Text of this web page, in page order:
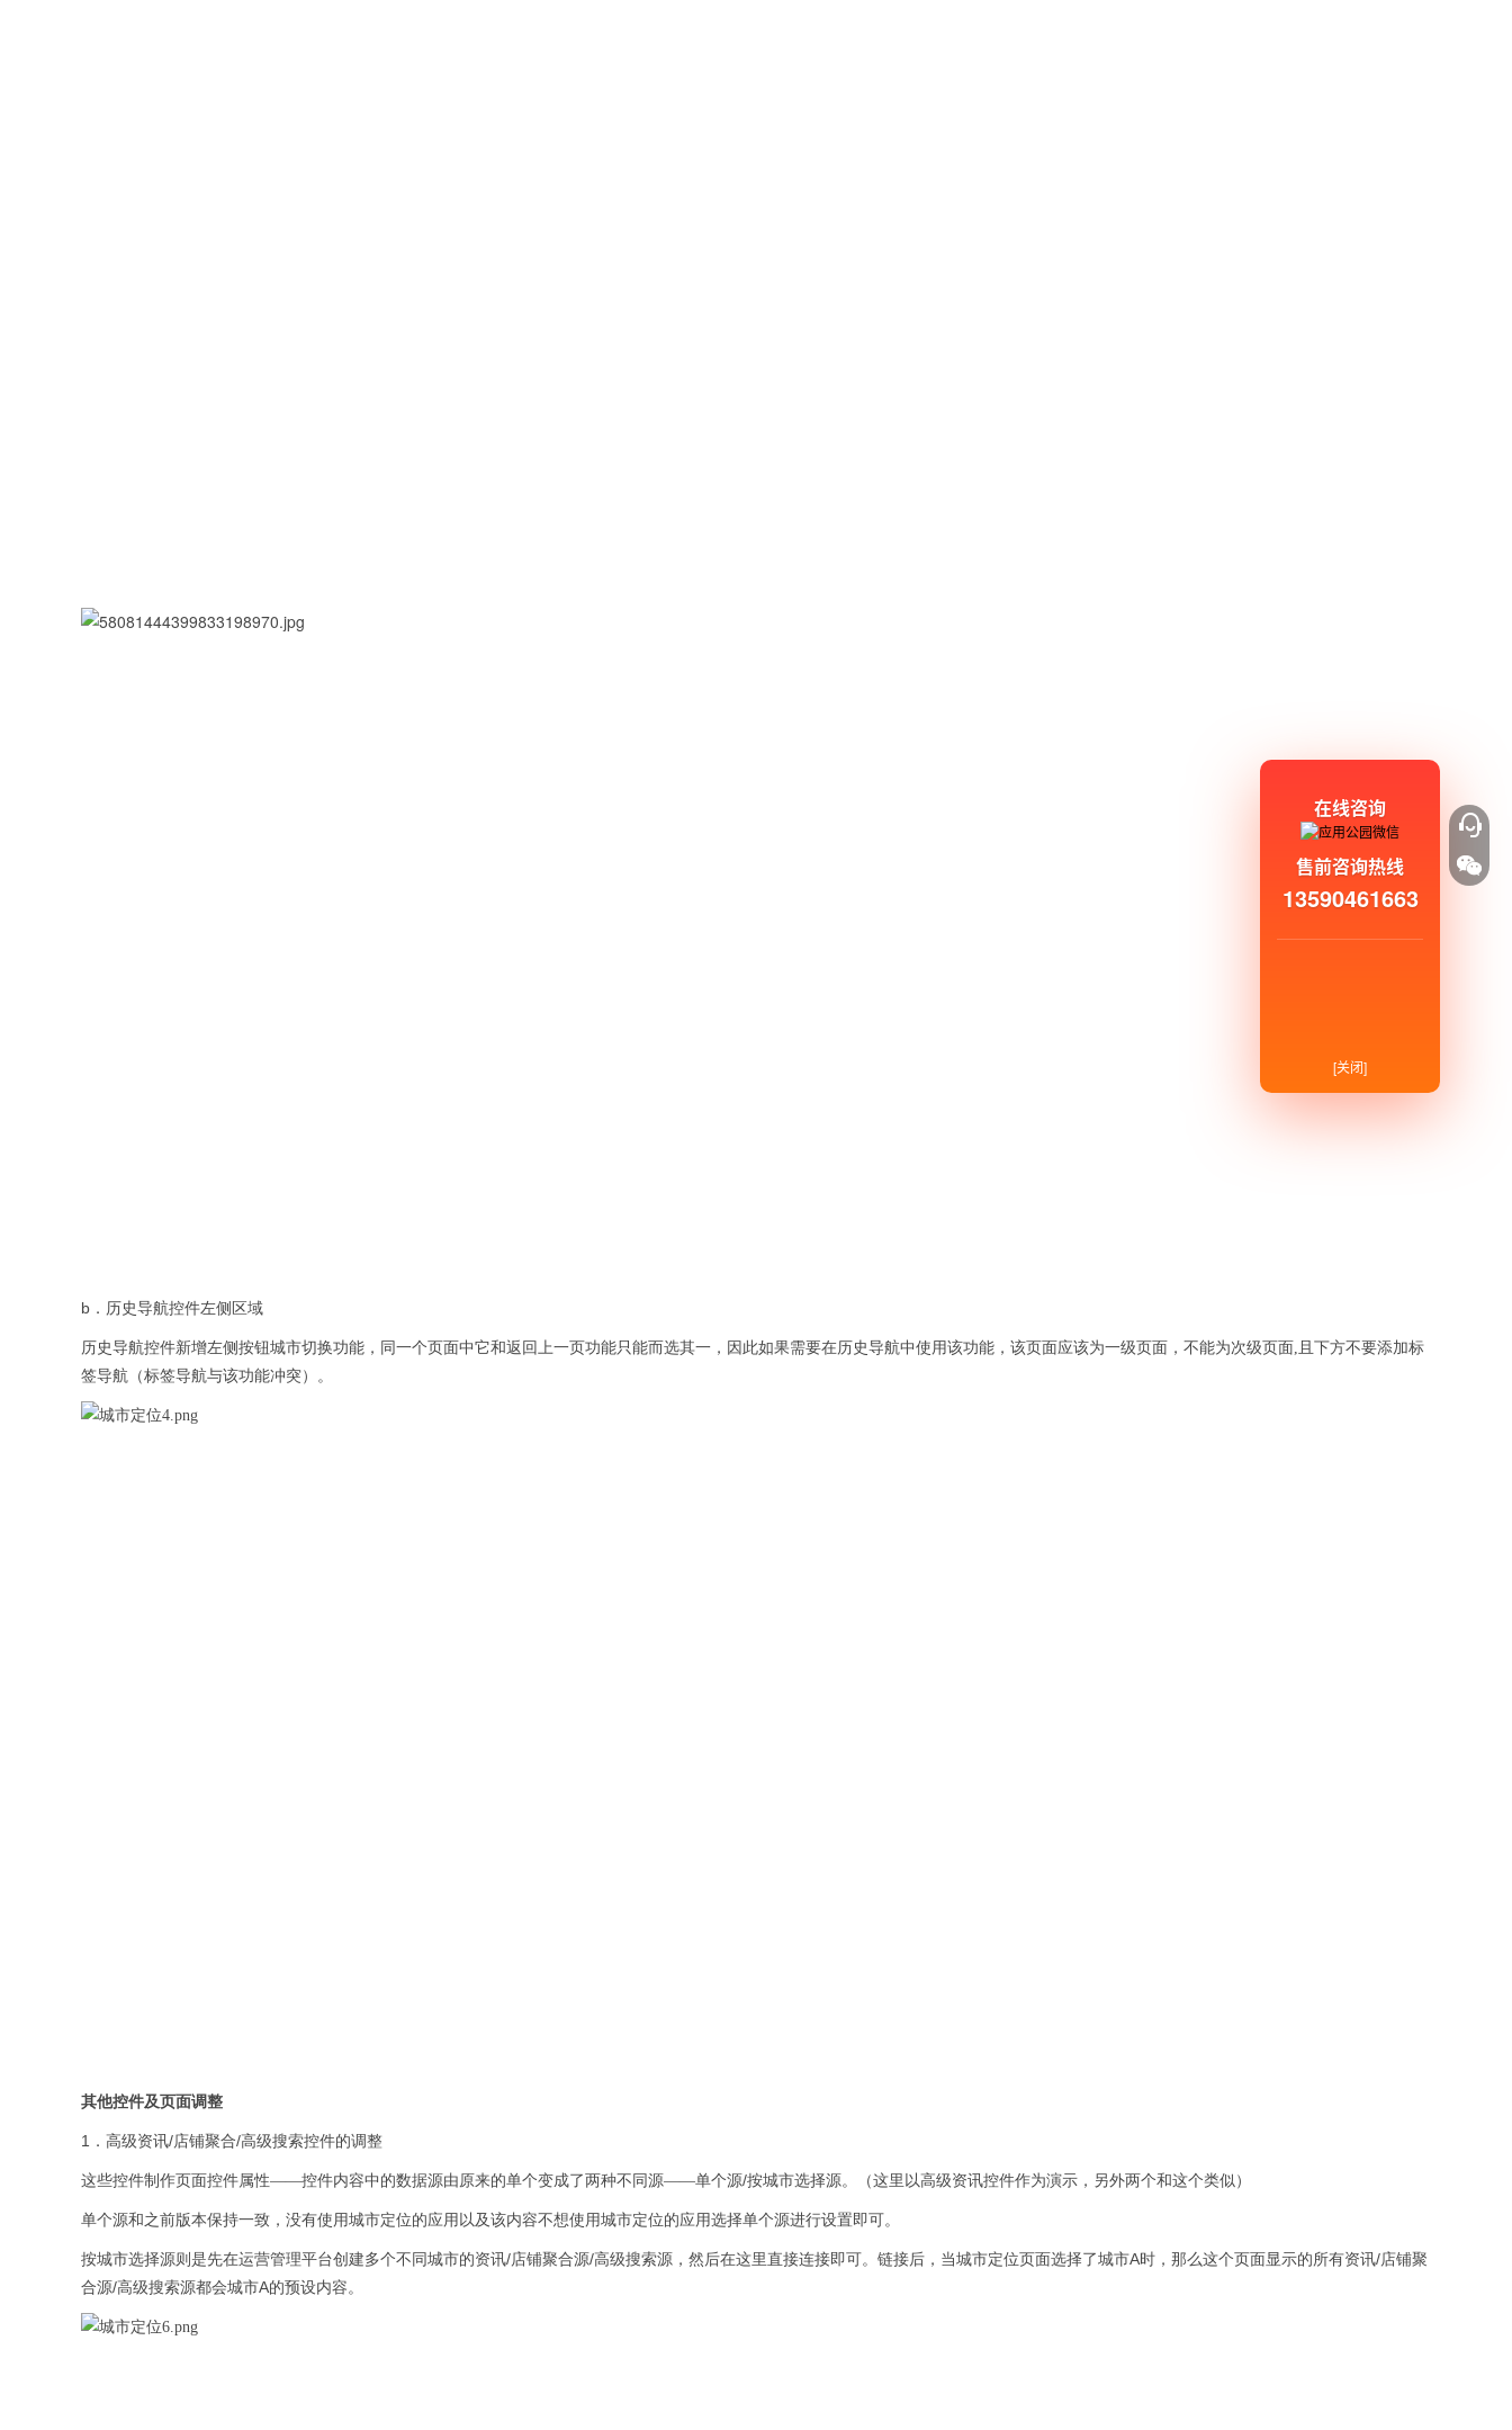
b ．历史导航控件左侧区域
历史导航控件新增左侧按钮城市切换功能，同一个页面中它和返回上一页功能只能而选其一，因此如果需要在历史导航中使用该功能，该页面应该为一级页面，不能为次级页面,且下方不要添加标
签导航（标签导航与该功能冲突）。
其他控件及页面调整
1 ．高级资讯/店铺聚合/高级搜索控件的调整
这些控件制作页面控件属性——控件内容中的数据源由原来的单个变成了两种不同源——单个源/按城市选择源。（这里以高级资讯控件作为演示，另外两个和这个类似）
单个源和之前版本保持一致，没有使用城市定位的应用以及该内容不想使用城市定位的应用选择单个源进行设置即可。
按城市选择源则是先在运营管理平台创建多个不同城市的资讯/店铺聚合源/高级搜索源，然后在这里直接连接即可。链接后，当城市定位页面选择了城市A时，那么这个页面显示的所有资讯/店铺聚
合源/高级搜索源都会城市A的预设内容。
在线咨询
售前咨询热线
13590461663
[关闭]